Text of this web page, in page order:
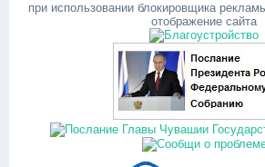
при использовании блокировщика
отображение сайта